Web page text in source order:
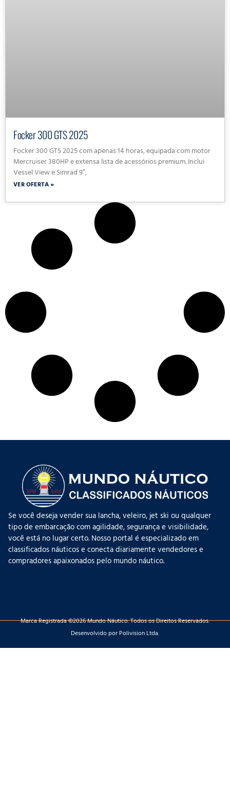
Focker 300 GTS 2025
Focker 300 GTS 2025 com apenas 14 horas, equipada com motor
Mercruiser 380HP e extensa lista de acessórios premium. Inclui
Vessel View e Simrad 9”,
VER OFERTA »
Se você deseja vender sua lancha, veleiro, jet ski ou qualquer
tipo de embarcação com agilidade, segurança e visibilidade,
você está no lugar certo. Nosso portal é especializado em
classificados náuticos e conecta diariamente vendedores e
compradores apaixonados pelo mundo náutico.
Marca Registrada ©2026 Mundo Náutico. Todos os Direitos Reservados.
Desenvolvido por Polivision Ltda.